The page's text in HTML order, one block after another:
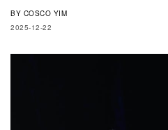
BY COSCO YIM
2025-12-22